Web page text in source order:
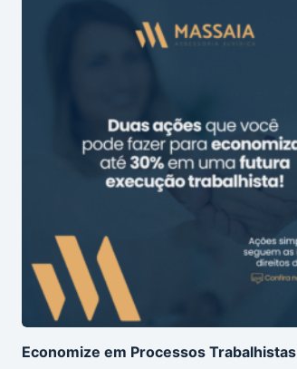
Economize em Processos Trabalhistas